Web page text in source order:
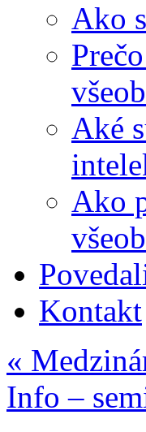
Ako
Aké
Ako
Kontakt
«
Info –